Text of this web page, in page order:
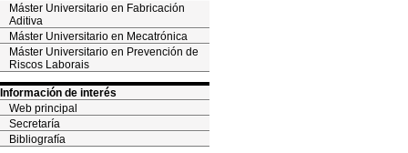
Máster Universitario en Fabricación
Aditiva
Máster Universitario en Mecatrónica
Máster Universitario en Prevención de
Riscos Laborais
Información de interés
Web principal
Secretaría
Bibliografía